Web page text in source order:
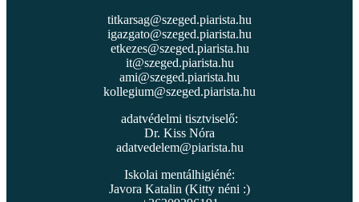
titkarsag@szeged.piarista.hu
igazgato@szeged.piarista.hu
etkezes@szeged.piarista.hu
it@szeged.piarista.hu
ami@szeged.piarista.hu
kollegium@szeged.piarista.hu
adatvédelmi tisztviselő:
Dr. Kiss Nóra
adatvedelem@piarista.hu
Iskolai mentálhigiéné:
Javora Katalin (Kitty néni :)